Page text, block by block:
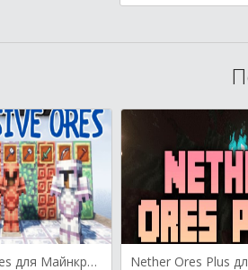
Immersive Ores для Майнкрафт [1.21.5, 1.21.4, 1.21.3]